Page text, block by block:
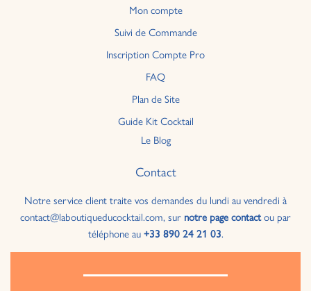
Mon compte
Suivi de Commande
Inscription Compte Pro
FAQ
Plan de Site
Guide Kit Cocktail
Le Blog
Contact
Notre service client traite vos demandes du lundi au vendredi à
contact@laboutiqueducocktail.com, sur notre page contactou par
téléphone au+33 890 24 21 03.